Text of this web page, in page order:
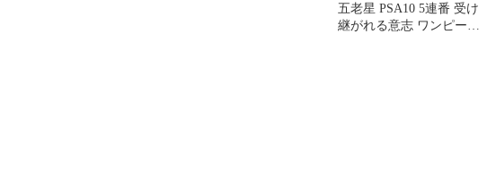
五老星 PSA10 5連番 受け
継がれる意志 ワンピース